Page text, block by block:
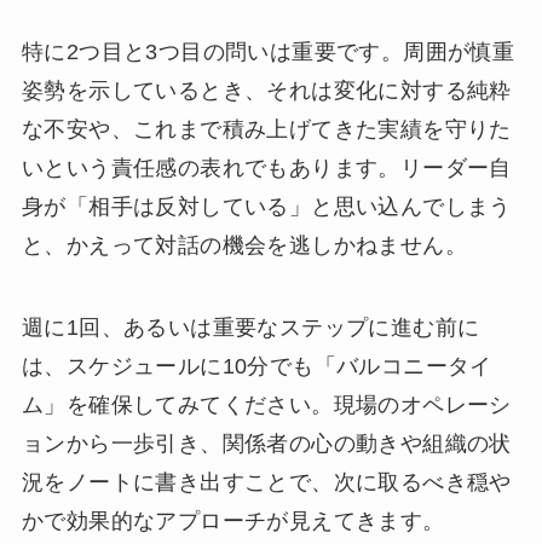
特に2つ目と3つ目の問いは重要です。周囲が慎重
姿勢を示しているとき、それは変化に対する純粋
な不安や、これまで積み上げてきた実績を守りた
いという責任感の表れでもあります。リーダー自
身が「相手は反対している」と思い込んでしまう
と、かえって対話の機会を逃しかねません。
週に1回、あるいは重要なステップに進む前に
は、スケジュールに10分でも「バルコニータイ
ム」を確保してみてください。現場のオペレーシ
ョンから一歩引き、関係者の心の動きや組織の状
況をノートに書き出すことで、次に取るべき穏や
かで効果的なアプローチが見えてきます。